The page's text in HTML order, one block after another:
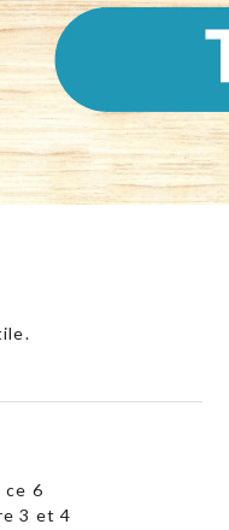
ce 6
3 et 4